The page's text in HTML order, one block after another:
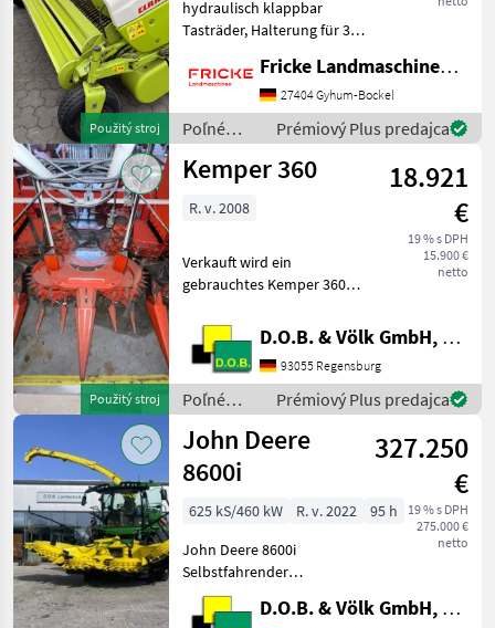
Použitý stroj
hydraulisch klappbar
Tasträder, Halterung für 3.
Zinkenreihen,
Doppelrollenniederhalter
Poľné zberové stroje
Ostatné zberače ornej pôdy
Fricke Landmaschinen GmbH
27404 Gyhum-Bockel
Poľné
zberové
stroje /
Prémiový Plus predajca
Použitý stroj
Kemper 360
18.921
€
19 % s DPH
15.900 €
netto
R. v. 2008
Verkauft wird ein
gebrauchtes Kemper 360
New Holland FX
Feldhäcksler - guter
technische und optischer
Zustand - technisch wäre
ein Umbau auf
D.O.B. & Völk GmbH, Filiale Regensburg
93055 Regensburg
Poľné
zberové
stroje /
Kemper
Prémiový Plus predajca
John Deere
8600i
327.250
€
19 % s DPH
275.000 €
netto
625 kS/460 kW R. v. 2022
95 h
John Deere 8600i
Selbstfahrender
Feldhäcksler * Einsatz nur
im Gras * Ersteinsatz und
D.O.B. & Völk GmbH, Filiale Regensburg